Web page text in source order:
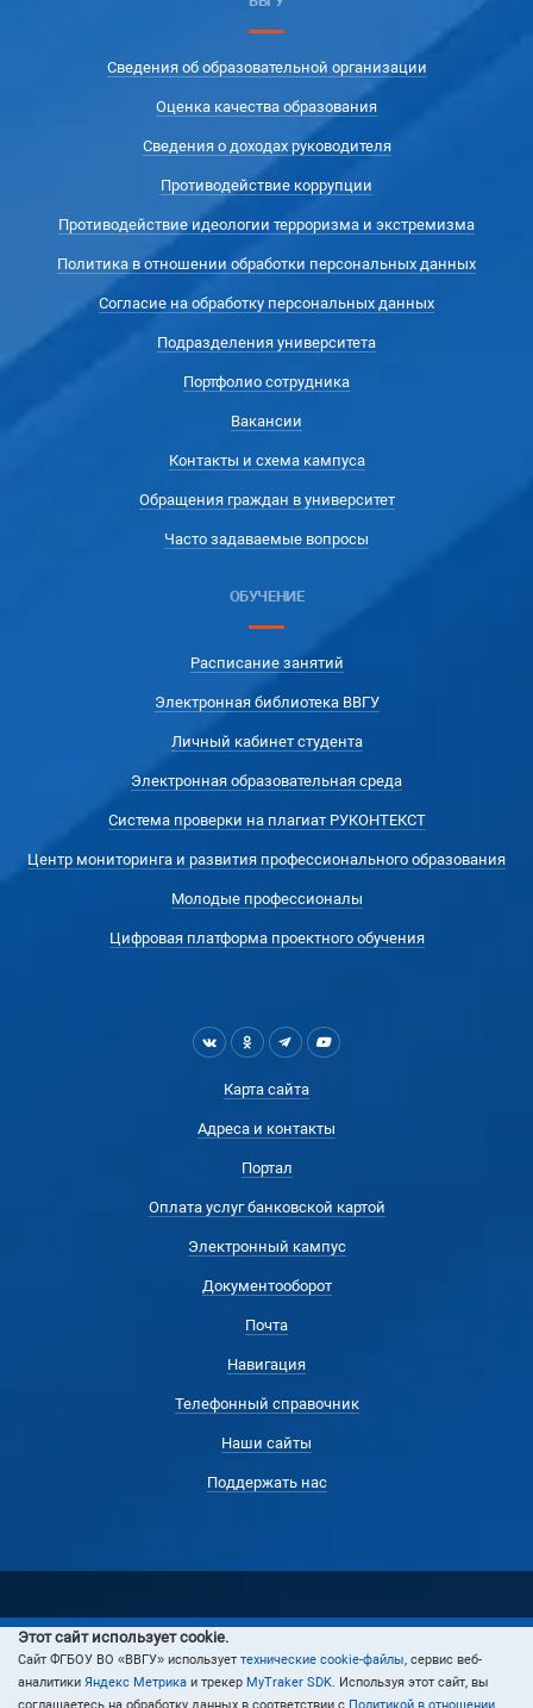
Сведения об образовательной организации
Оценка качества образования
Сведения о доходах руководителя
Противодействие коррупции
Противодействие идеологии терроризма и экстремизма
Политика в отношении обработки персональных данных
Согласие на обработку персональных данных
Подразделения университета
Портфолио сотрудника
Вакансии
Контакты и схема кампуса
Обращения граждан в университет
Часто задаваемые вопросы
ОБУЧЕНИЕ
Расписание занятий
Электронная библиотека ВВГУ
Личный кабинет студента
Электронная образовательная среда
Система проверки на плагиат РУКОНТЕКСТ
Центр мониторинга и развития профессионального образования
Молодые профессионалы
Цифровая платформа проектного обучения
Карта сайта
Адреса и контакты
Портал
Оплата услуг банковской картой
Электронный кампус
Документооборот
Почта
Навигация
Телефонный справочник
Наши сайты
Поддержать нас
© 2024 Владивостокский государственный университет
Этот сайт использует cookie.
Cайт ФГБОУ ВО «ВВГУ» использует технические cookie-файлы, сервис веб-
аналитики Яндекс Метрика и трекер MyTraker SDK. Используя этот сайт, вы